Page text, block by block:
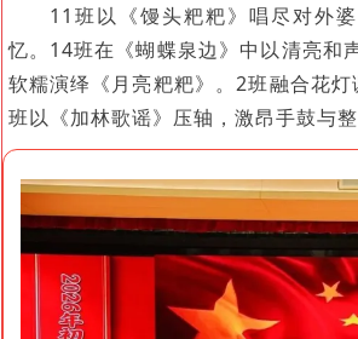
11班以《馒头粑粑》唱尽对外
忆。14班在《蝴蝶泉边》中以清亮和
软糯演绎《月亮粑粑》。2班融合花
班以《加林歌谣》压轴，激昂手鼓与